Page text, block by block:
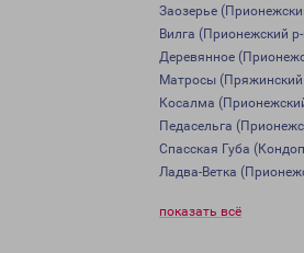
Заозерье
Вилга (Прионежский
Деревянное
Матросы (Пряжинский
Косалма
Педасельга
Спасская Губа
Ладва-Ветка
показать всё